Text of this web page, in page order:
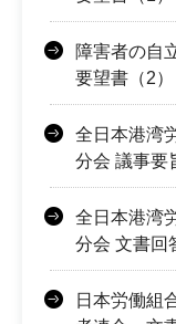
障害者の自
要望書（2）
全日本港湾
分会 議事要
全日本港湾
分会 文書回
日本労働組